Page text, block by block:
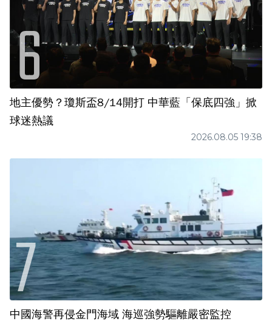
地主優勢？瓊斯盃8/14開打 中華藍「保底四強」掀
球迷熱議
2026.08.05 19:38
中國海警再侵金門海域 海巡強勢驅離嚴密監控